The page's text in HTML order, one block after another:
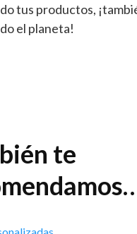
tus productos,
el planeta!
te